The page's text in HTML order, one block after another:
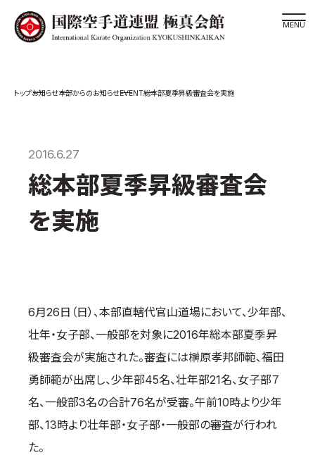
スケジュール
大山倍達総裁 紹介
松井章奎館長 紹介
各委員会紹介
国際空手道連盟について
お知らせ
本部からのお知らせ
支部からのお知らせ
公式大会
お知らせ本部からのお知らせEVENT総本部夏季昇級審査会を実施
2016.6.27
総本部夏季昇級審査会
を実施
6月26日（日）、本部直轄代官山道場において、少年部、
壮年・女子部、一般部を対象に2016年総本部夏季昇
級審査会が実施された。審査には榊原孝邦師範、福田
勇師範が出席し、少年部45名、壮年部21名、女子部７
名、一般部3名の合計76名が受審。午前10時より少年
部、13時より壮年部・女子部・一般部の審査が行われ
た。